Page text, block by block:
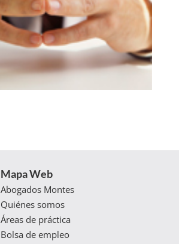
Mapa Web
Abogados Montes
Quiénes somos
Áreas de práctica
Bolsa de empleo